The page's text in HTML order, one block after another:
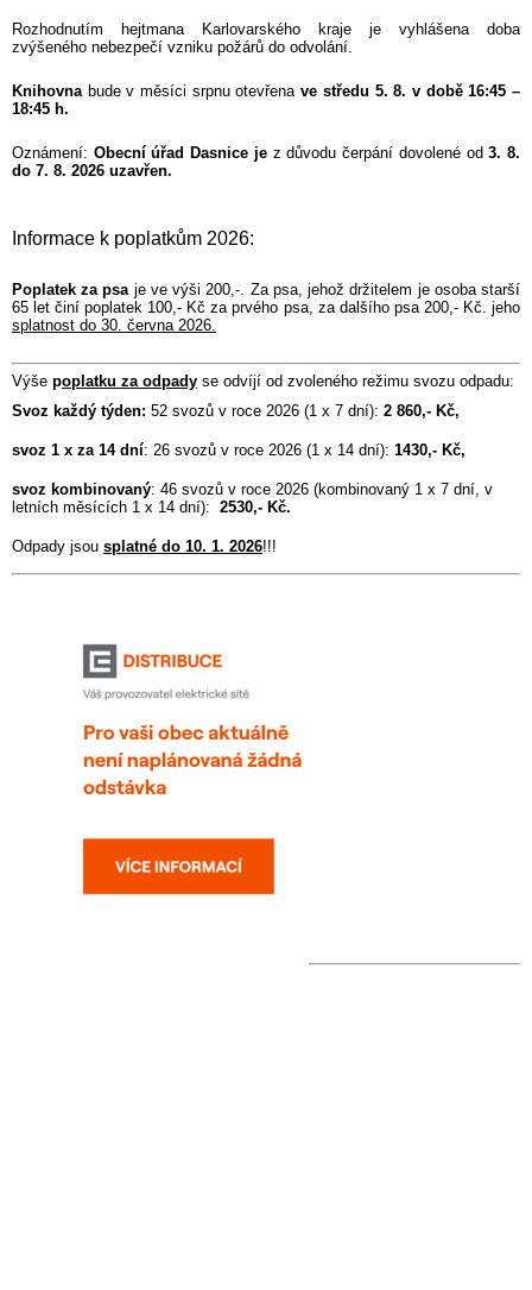
Rozhodnutím hejtmana Karlovarského kraje je vyhlášena doba
zvýšeného nebezpečí vzniku požárů do odvolání.
Knihovnabude v měsíci srpnu otevřenave středu 5. 8. v době 16:45 –
18:45 h.
Oznámení: Obecní úřad Dasnice jez důvodu čerpání dovolené od3. 8.
do 7. 8. 2026 uzavřen.
Informace k poplatkům 2026:
Poplatek za psaje ve výši 200,-. Za psa, jehož držitelem je osoba starší
65 let činí poplatek 100,- Kč za prvého psa, za dalšího psa 200,- Kč. jeho
splatnost do 30. června 2026.
Výše poplatku za odpady se odvíjí od zvoleného režimu svozu odpadu:
Svoz každý týden: 52 svozů v roce 2026 (1 x 7 dní): 2 860,- Kč,
svoz 1 x za 14 dní: 26 svozů v roce 2026 (1 x 14 dní): 1430,- Kč,
svoz kombinovaný: 46 svozů v roce 2026 (kombinovaný 1 x 7 dní, v
letních měsících 1 x 14 dní): 2530,- Kč.
Odpady jsou splatné do 10. 1. 2026!!!